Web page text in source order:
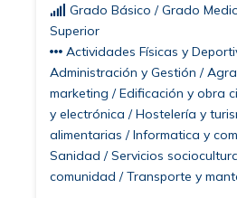
Grado Básico / Grado
Superior
Actividades Físicas y
Administración y Gestión /
marketing / Edificación y obra
y electrónica / Hostelería y
alimentarias / Informatica y
Sanidad / Servicios
comunidad / Transporte y